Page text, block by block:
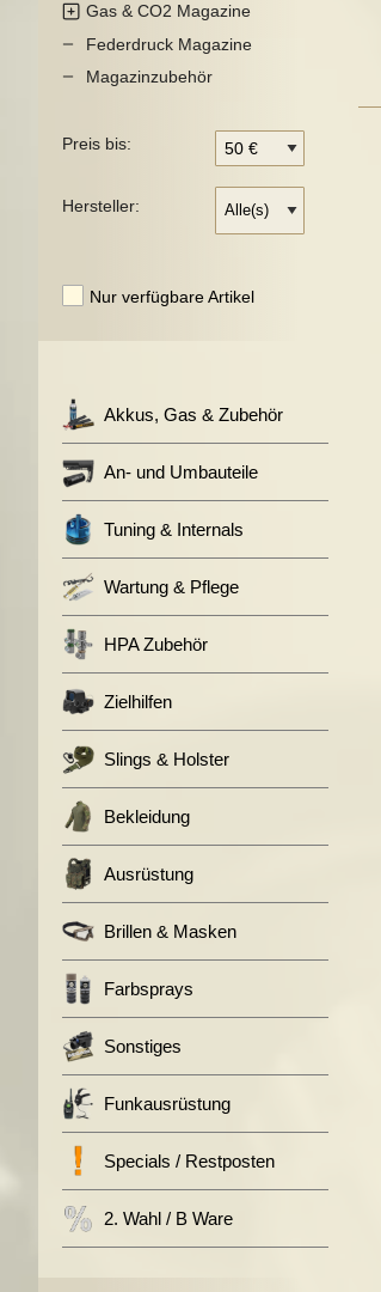
Gas & CO2 Magazine
Federdruck Magazine
Magazinzubehör
Preis bis:
Hersteller:
Nur verfügbare Artikel
Akkus, Gas & Zubehör
An- und Umbauteile
Tuning & Internals
Wartung & Pflege
HPA Zubehör
Zielhilfen
Slings & Holster
Bekleidung
Ausrüstung
Brillen & Masken
Farbsprays
Sonstiges
Funkausrüstung
Specials / Restposten
2. Wahl / B Ware